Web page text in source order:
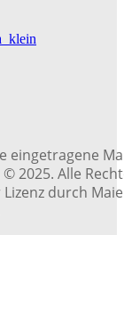
eingetragene
2025. Alle
durch